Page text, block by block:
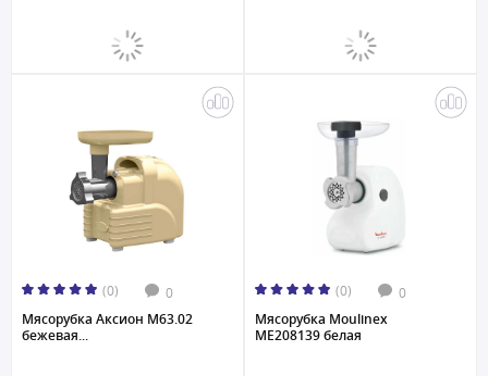
(0) 0
Мясорубка Аксион М63.02
бежевая...
(0) 0
Мясорубка Moulinex
ME208139 белая